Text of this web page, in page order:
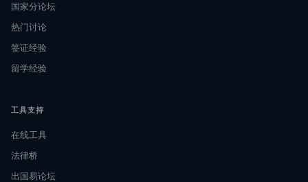
国家分论坛
热门讨论
签证经验
留学经验
工具支持
在线工具
法律桥
出国易论坛